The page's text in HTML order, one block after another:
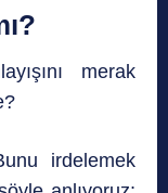
merak
irdelemek